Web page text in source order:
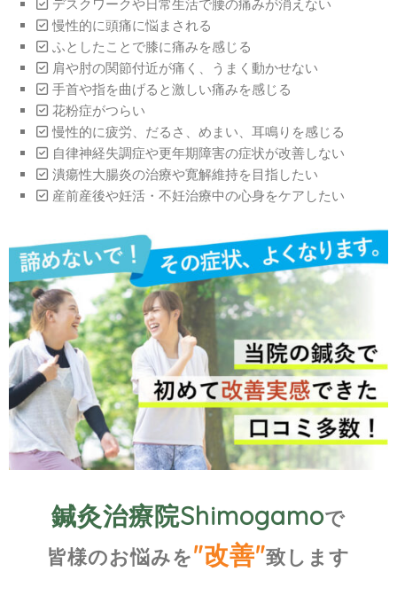
デスクワークや日常生活で腰の痛みが消えない
慢性的に頭痛に悩まされる
ふとしたことで膝に痛みを感じる
肩や肘の関節付近が痛く、うまく動かせない
手首や指を曲げると激しい痛みを感じる
花粉症がつらい
慢性的に疲労、だるさ、めまい、耳鳴りを感じる
自律神経失調症や更年期障害の症状が改善しない
潰瘍性大腸炎の治療や寛解維持を目指したい
産前産後や妊活・不妊治療中の心身をケアしたい
鍼灸治療院Shimogamoで
皆様のお悩みを"改善"致します